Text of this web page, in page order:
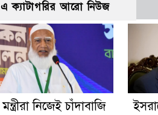
এ ক্যাটাগরির আরো নিউজ
মন্ত্রীরা নিজেই চাঁদাবাজি